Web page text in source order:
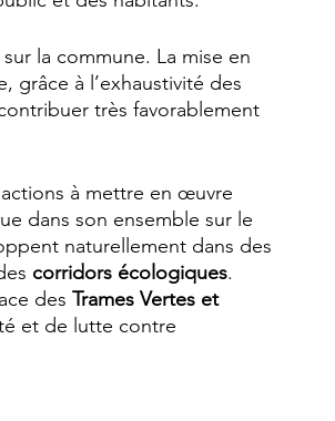
la commune. La mise en
grâce à l’exhaustivité des
très favorablement
à mettre en œuvre
dans son ensemble sur le
naturellement dans des
corridors écologiques.
des Trames Vertes et
et de lutte contre